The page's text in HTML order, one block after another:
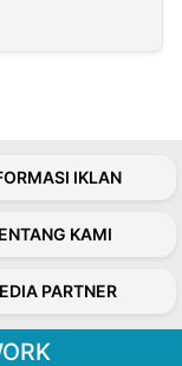
IKLAN
KAMI
PARTNER